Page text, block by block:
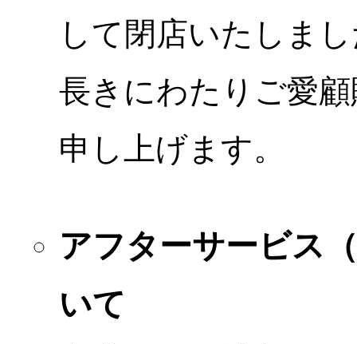
して閉店いたしま
長きにわたりご愛
申し上げます。
アフターサービス
いて